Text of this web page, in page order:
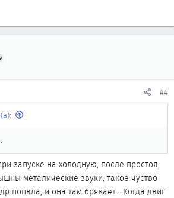
#4
запуске на холодную, после простоя,
металические звуки, такое чуство
попвла, и она там брякает... Когда двиг